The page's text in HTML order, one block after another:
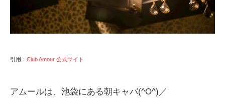
引用： Club Amour 公式サイト
アムールは、池袋にある朝キャバ(^O^)／